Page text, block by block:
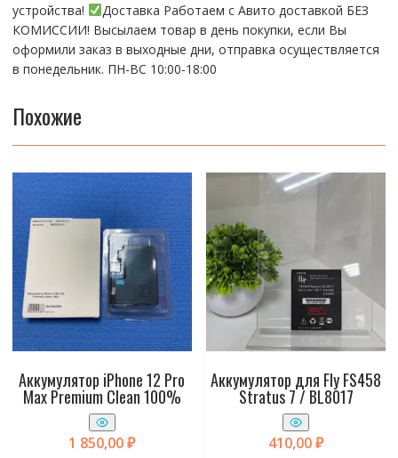
устройства!
Доставка Работаем с Авито доставкой БЕЗ
КОМИССИИ! Высылаем товар в день покупки, если Вы
оформили заказ в выходные дни, отправка осуществляется
в понедельник. ПН-ВС 10:00-18:00
Похожие
Аккумулятор iPhone 12 Pro
Max Premium Clean 100%
1 850,00₽
Аккумулятор для Fly FS458
Stratus 7 / BL8017
410,00₽